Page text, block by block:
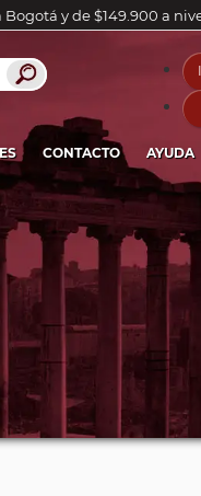
y de $149.900 a
CONTACTO AYUDA